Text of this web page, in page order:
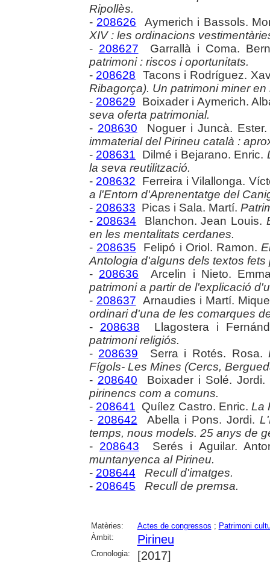
Ripollès.
- 208626 Aymerich i Bassols.
XIV : les ordinacions
- 208627 Garrallà i Coma.
patrimoni : riscos i oportunitats.
- 208628 Tacons i Rodríguez.
Ribagorça). Un patrimoni miner en
- 208629 Boixader i Aymerich.
seva oferta patrimonial.
- 208630 Noguer i Juncà.
immaterial del Pirineu català :
- 208631 Dilmé i Bejarano. Enric.
la seva reutilització.
- 208632 Ferreira i Vilallonga.
a l'Entorn d'Aprenentatge del
- 208633 Picas i Sala. Martí.
- 208634 Blanchon. Jean Louis.
en les mentalitats cerdanes.
- 208635 Felipó i Oriol. Ramon.
Antologia d'alguns dels textos fets
- 208636 Arcelin i Nieto.
patrimoni a partir de l'explicació
- 208637 Arnaudies i Martí.
ordinari d'una de les comarques
- 208638 Llagostera i
patrimoni religiós.
- 208639 Serra i Rotés. Rosa.
Fígols- Les Mines (Cercs,
- 208640 Boixader i Solé. Jordi.
pirinencs com a comuns.
- 208641 Quílez Castro. Enric. La
- 208642 Abella i Pons. Jordi.
temps, nous models. 25 anys de
- 208643 Serés i Aguilar.
muntanyenca al Pirineu.
- 208644
Recull d'imatges.
- 208645 Recull de premsa.
Matèries: Actes de congressos ; Patrimoni
Àmbit:
Pirineu
Cronologia: [2017]